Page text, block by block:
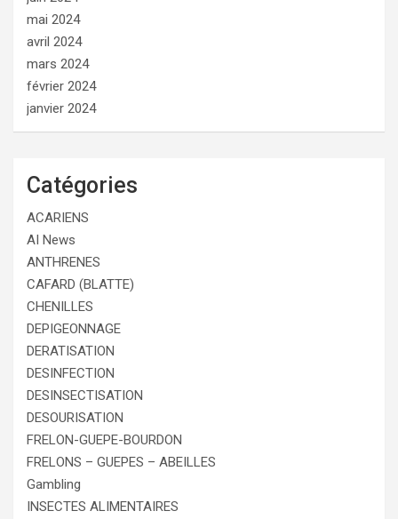
mai 2024
avril 2024
mars 2024
février 2024
janvier 2024
Catégories
ACARIENS
AI News
ANTHRENES
CAFARD (BLATTE)
CHENILLES
DEPIGEONNAGE
DERATISATION
DESINFECTION
DESINSECTISATION
DESOURISATION
FRELON-GUEPE-BOURDON
FRELONS – GUEPES – ABEILLES
Gambling
INSECTES ALIMENTAIRES